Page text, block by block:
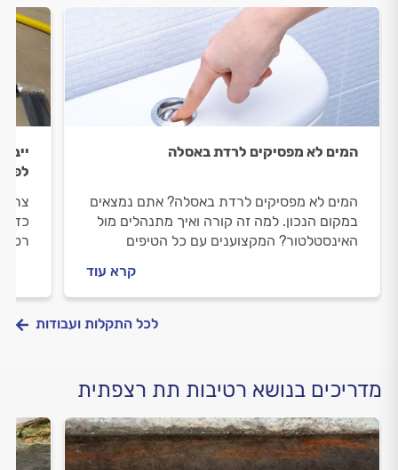
המים לא מפסיקים לרדת באסלה
המים לא מפסיקים לרדת באסלה? אתם נמצאים
במקום הנכון. למה זה קורה ואיך מתנהלים מול
האינסטלטור? המקצוענים עם כל הטיפים
קרא עוד
כדי
לכל התקלות ועבודות
מדריכים בנושא רטיבות תת רצפתית